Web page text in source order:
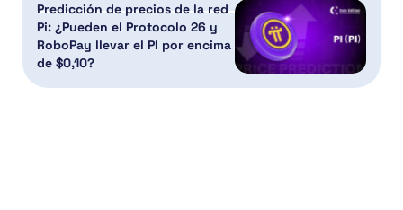
Predicción de precios de la red
Pi: ¿Pueden el Protocolo 26 y
RoboPay llevar el PI por encima
de $0,10?